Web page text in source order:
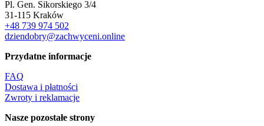
Pl. Gen. Sikorskiego 3/4
31-115 Kraków
+48 739 974 502
dziendobry@zachwyceni.online
Przydatne informacje
FAQ
Dostawa i płatności
Zwroty i reklamacje
Nasze pozostałe strony